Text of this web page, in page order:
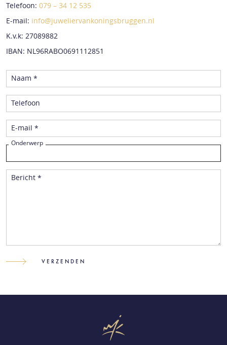
Telefoon:079 – 34 12 535
E-mail: info@juweliervankoningsbruggen.nl
K.v.k: 27089882
IBAN: NL96RABO0691112851
Naam *
Telefoon
E-mail *
Onderwerp
Bericht *